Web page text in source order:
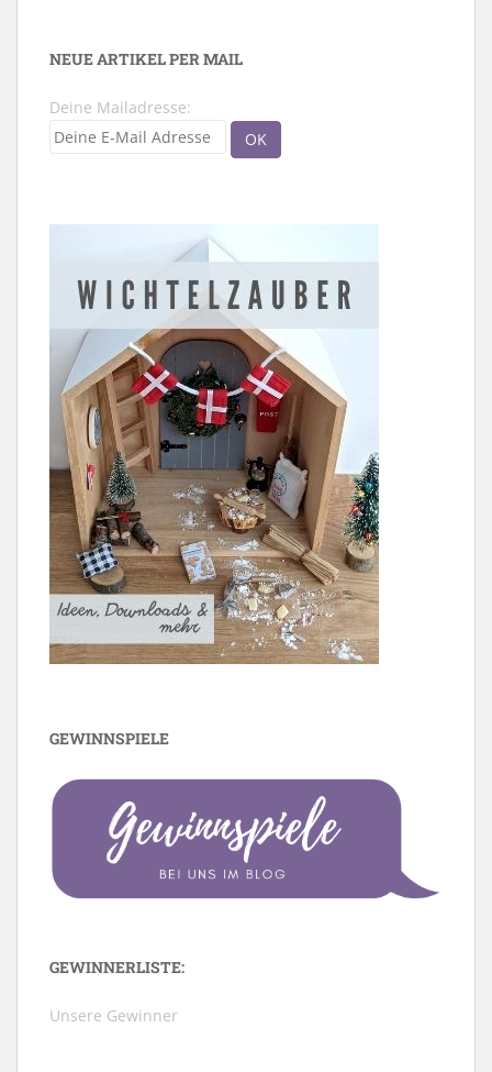
NEUE ARTIKEL PER MAIL
Deine Mailadresse:
GEWINNSPIELE
GEWINNERLISTE:
Unsere Gewinner